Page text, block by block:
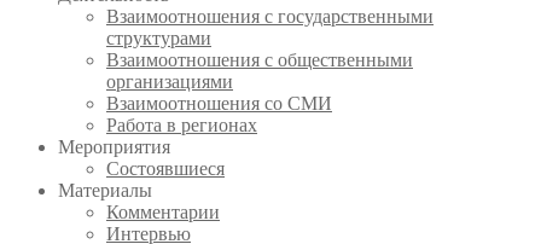
Взаимоотношения с государственными
структурами
Взаимоотношения с общественными
организациями
Взаимоотношения со СМИ
Работа в регионах
Мероприятия
Состоявшиеся
Материалы
Комментарии
Интервью